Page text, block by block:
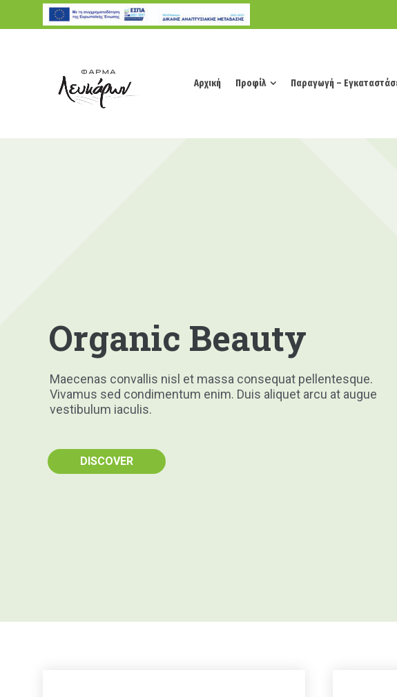
Αρχική Προφίλ Παραγωγή –
Αρχική Προφίλ
DISCOVER
Maecenas convallis nisl et massa consequat pellentesque.
Vivamus sed condimentum enim. Duis aliquet arcu at augue
vestibulum iaculis.
Organic Beauty